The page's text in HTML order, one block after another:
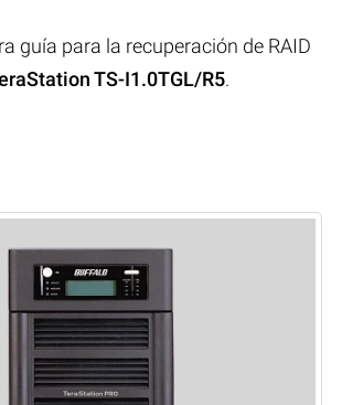
guía para la recuperación de RAID
TS-I1.0TGL/R5.